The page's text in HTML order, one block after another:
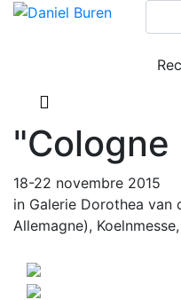
"Cologne
18-22 novembre 2015
in Galerie Dorothea van
Allemagne),